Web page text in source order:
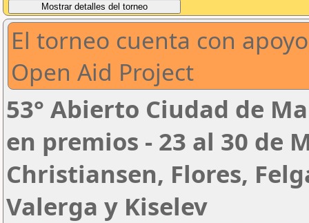
El torneo cuenta con
Open Aid Project
53° Abierto Ciudad de
en premios - 23 al 30 de
Christiansen, Flores,
Valerga y Kiselev